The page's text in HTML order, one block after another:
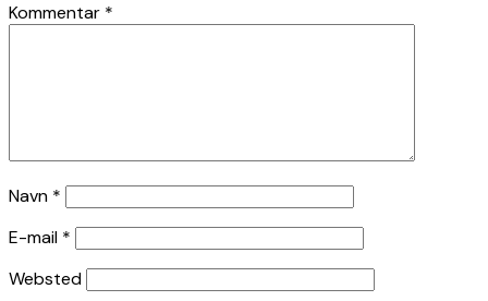
Kommentar *
Navn *
E-mail *
Websted